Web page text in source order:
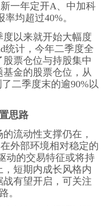
一年定开A、中加科
均超过40%。
以来就开始大幅度
统计，今年二季度全
股票仓位与持股集中
金的股票仓位，从
二季度末的逾90%以
思路
流动性支撑仍在，
外部环境相对稳定的
动的交易特征或将持
短期内成长风格内
有望开启，可关注
。